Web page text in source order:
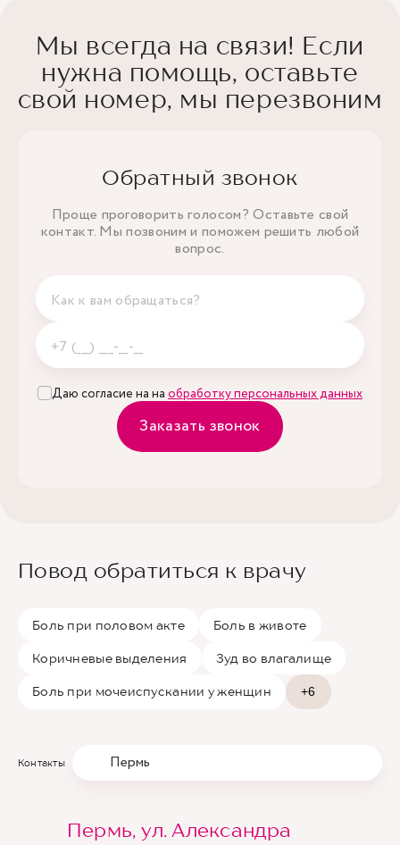
Мы всегда на связи! Если
нужна помощь, оставьте
свой номер, мы перезвоним
Обратный звонок
Проще проговорить голосом? Оставьте свой
контакт. Мы позвоним и поможем решить любой
вопрос.
Даю согласие на на обработку персональных данных
Заказать звонок
Повод обратиться к врачу
Боль при половом акте Боль в животе
Коричневые выделения Зуд во влагалище
Боль при мочеиспускании у женщин +6
Контакты Пермь
Пермь, ул. Александра